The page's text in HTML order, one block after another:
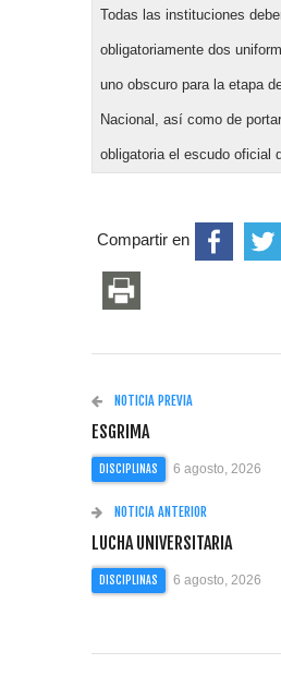
Todas las instituciones
obligatoriamente dos
uno obscuro para la etapa
Nacional, así como de
obligatoria el escudo oficial
Compartir en
NOTICIA PREVIA
ESGRIMA
DISCIPLINAS 6 agosto, 2026
NOTICIA ANTERIOR
LUCHA UNIVERSITARIA
DISCIPLINAS 6 agosto, 2026